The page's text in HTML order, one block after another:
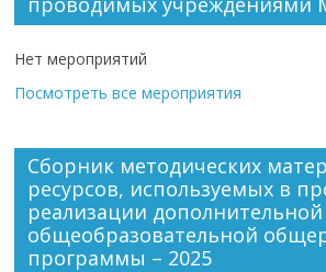
Нет мероприятий
Посмотреть все мероприятия
Сборник методических
ресурсов, используемых в
реализации дополнительной
общеобразовательной
программы – 2025